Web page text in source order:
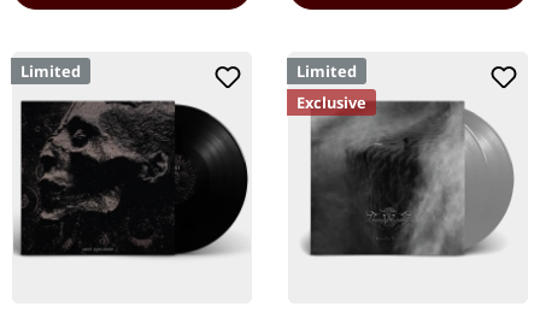
Limited
Limited
Exclusive